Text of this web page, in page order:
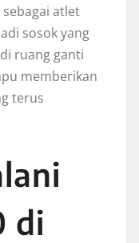
atlet
sosok yang
ruang ganti
memberikan
terus
di